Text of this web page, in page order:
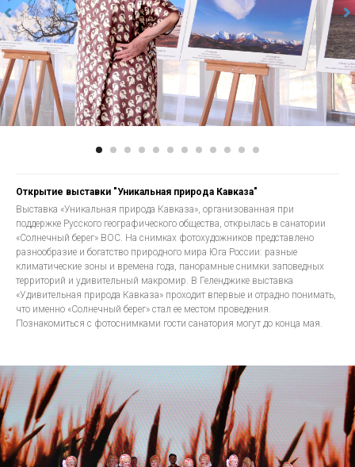
Открытие выставки "Уникальная природа Кавказа"
Выставка «Уникальная природа Кавказа», организованная при
поддержке Русского географического общества, открылась в санатории
«Солнечный берег» ВОС. На снимках фотохудожников представлено
разнообразие и богатство природного мира Юга России: разные
климатические зоны и времена года, панорамные снимки заповедных
территорий и удивительный макромир. В Геленджике выставка
«Удивительная природа Кавказа» проходит впервые и отрадно понимать,
что именно «Солнечный берег» стал ее местом проведения.
Познакомиться с фотоснимками гости санатория могут до конца мая.